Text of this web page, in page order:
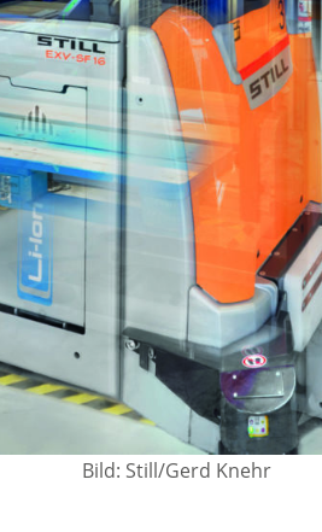
Bild: Still/Gerd Knehr